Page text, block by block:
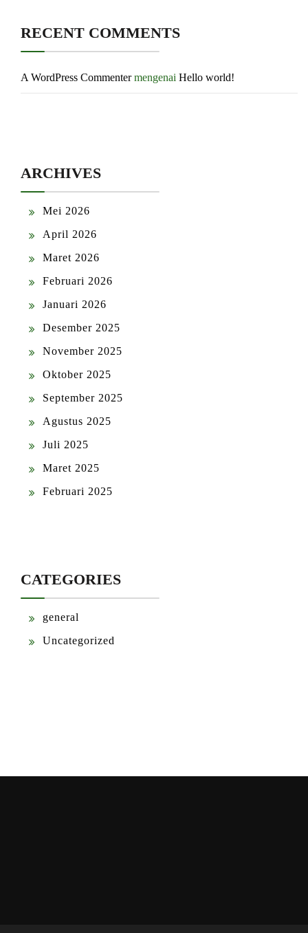
RECENT COMMENTS
A WordPress Commentermengenai Hello world!
ARCHIVES
Mei 2026
April 2026
Maret 2026
Februari 2026
Januari 2026
Desember 2025
November 2025
Oktober 2025
September 2025
Agustus 2025
Juli 2025
Maret 2025
Februari 2025
CATEGORIES
general
Uncategorized